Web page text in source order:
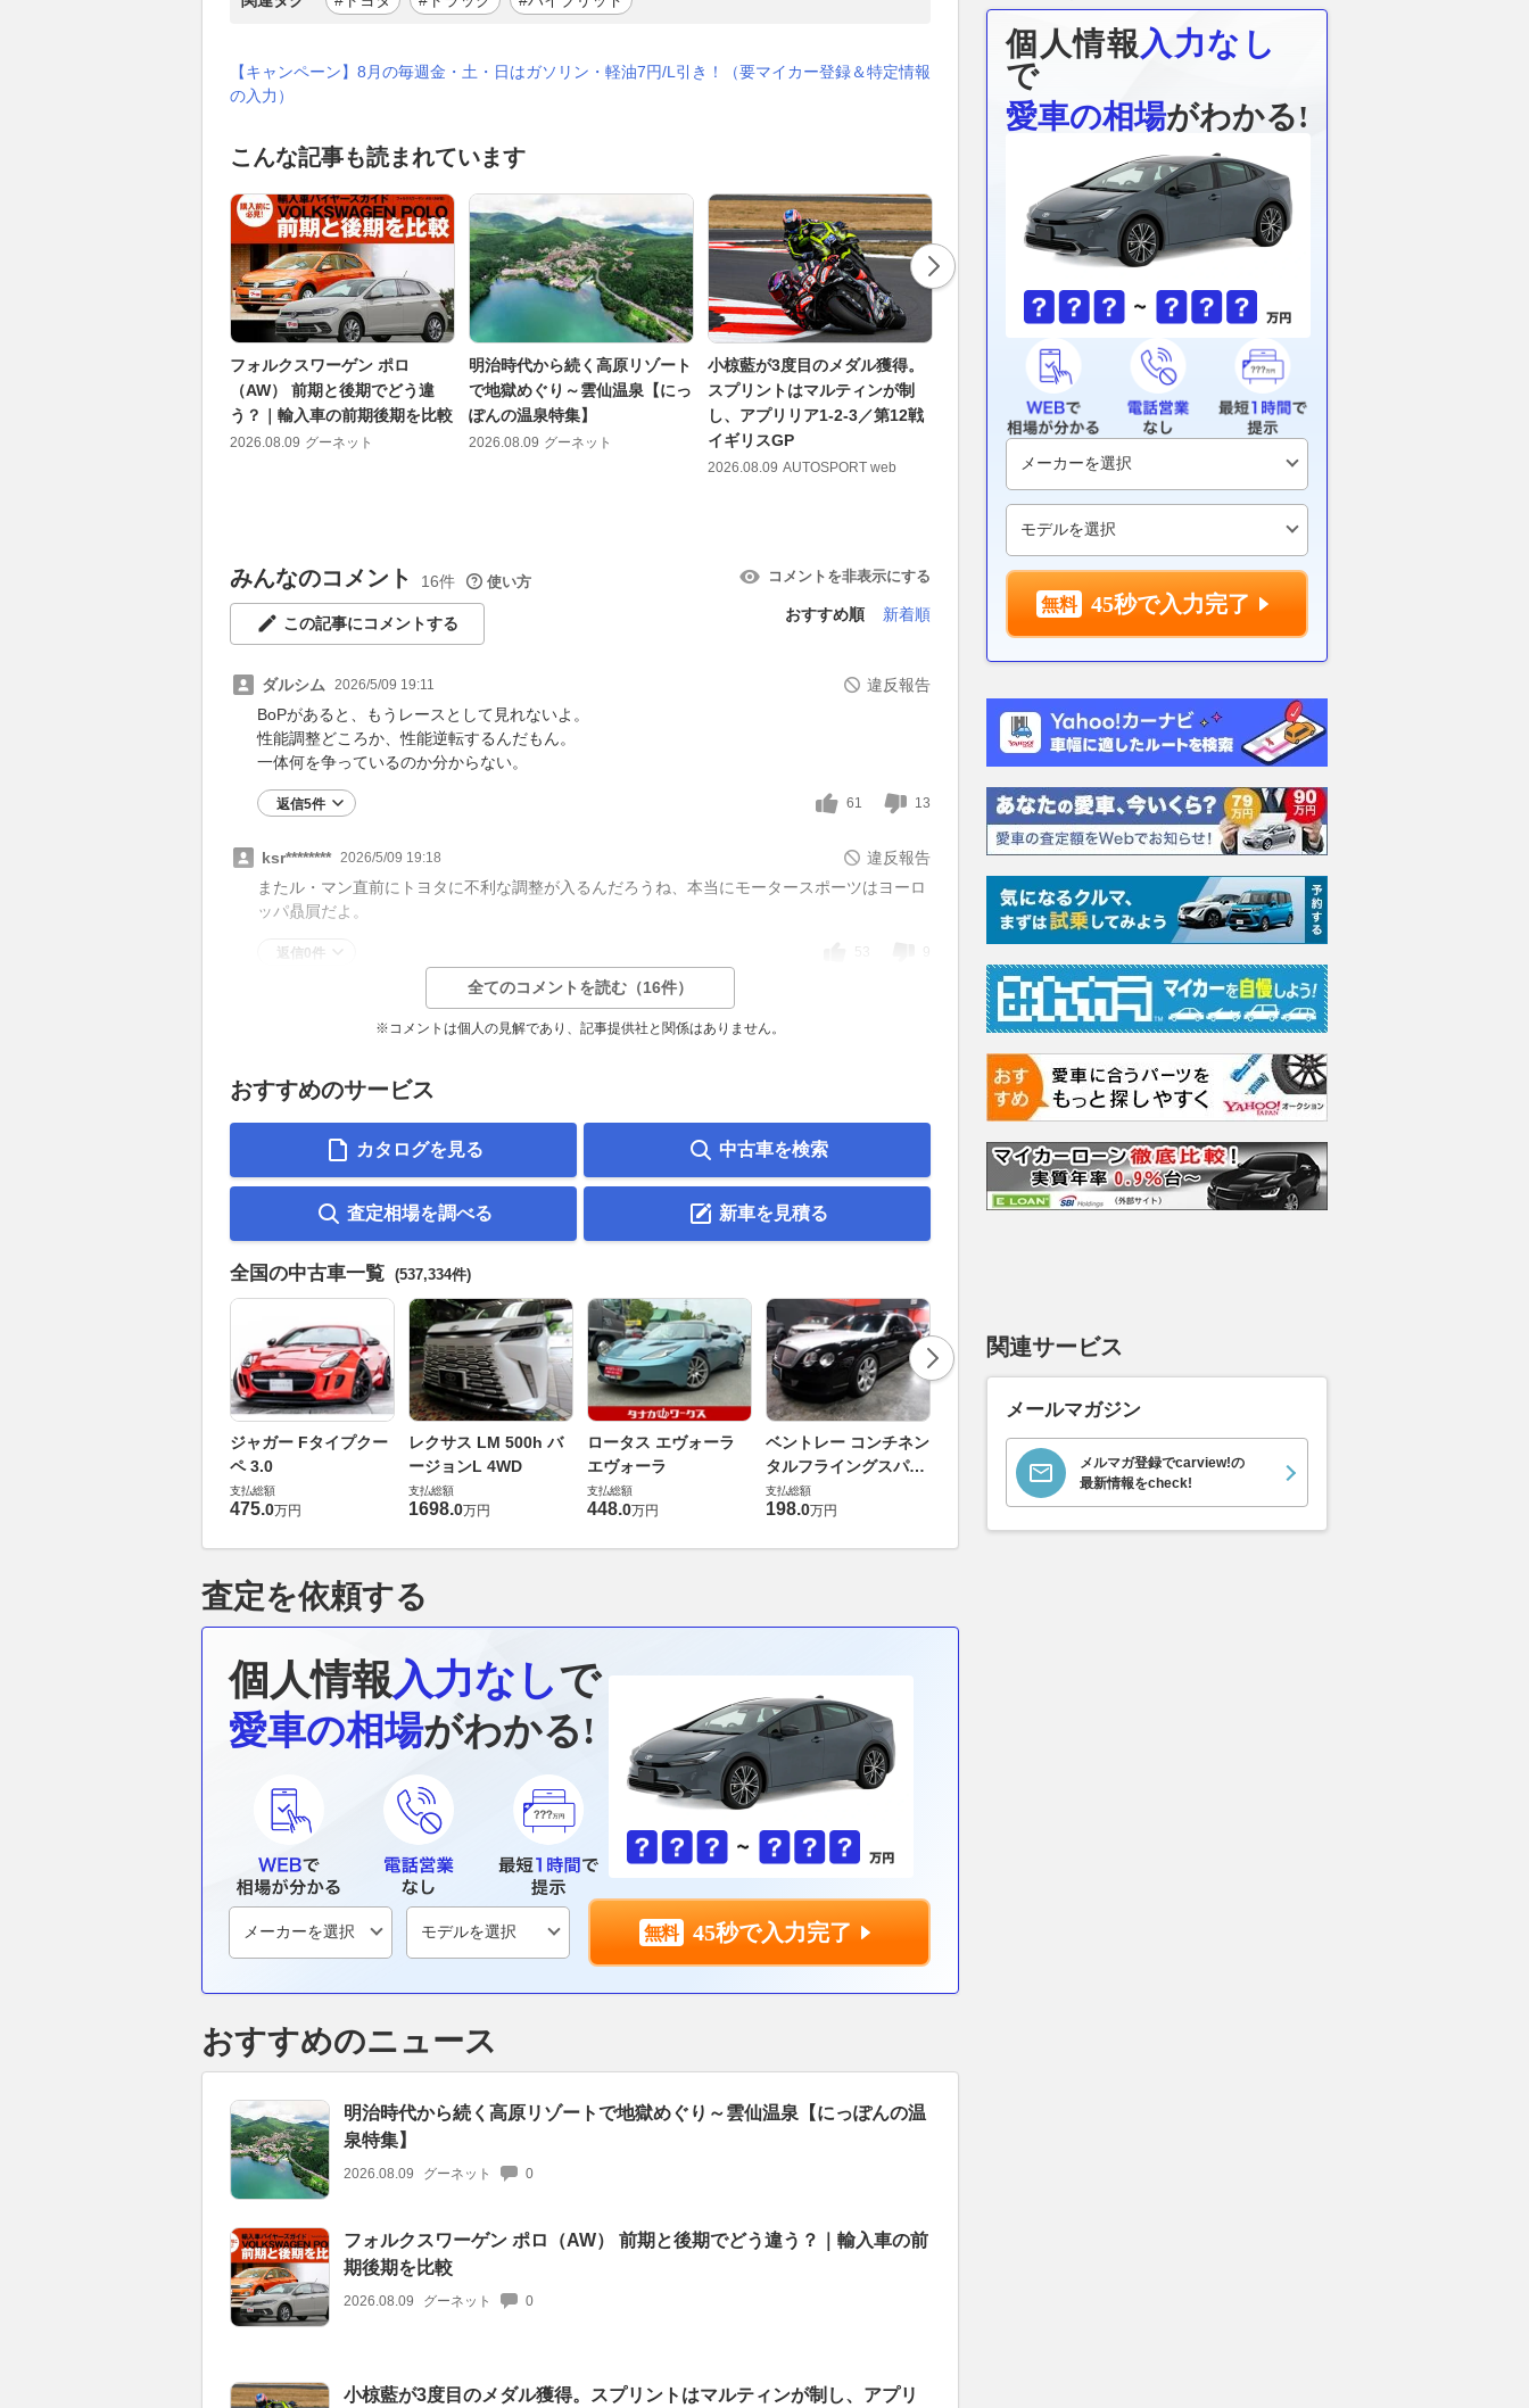
【キャンペーン】8月の毎週金・土・日はガソリン・軽油7円/L引き！（要マイカー登録＆特定情報
の入力）
こんな記事も読まれています
フォルクスワーゲン ポロ
（AW） 前期と後期でどう違
う？｜輸入車の前期後期を比較
2026.08.09 グーネット
明治時代から続く高原リゾート
で地獄めぐり～雲仙温泉【にっ
ぽんの温泉特集】
2026.08.09 グーネット
小椋藍が3度目のメダル獲得。
スプリントはマルティンが制
し、アプリリア1-2-3／第12戦
イギリスGP
2026.08.09 AUTOSPORT web
好調の小椋藍、リヤタイヤの消
耗に苦しむもスプリント2
位！ ホルヘ・マルティンが逃
げ切り勝利｜MotoGPイギリス
GPスプリント
2026.08.09 motorsport.com 日本版
Moto2イギリス予選｜イザン・
ゲバラ、今季3度目のポールポ
ジション獲得。佐々木歩夢が予
選トップ10
motorsport.com 日本版
みんなのコメント 16件 使い方 コメントを非表示にする
この記事にコメントする
おすすめ順 新着順
ダルシム 2026/5/09 19:11
違反報告
BoPがあると、もうレースとして見れないよ。
性能調整どころか、性能逆転するんだもん。
一体何を争っているのか分からない。
返信5件 61 13
ksr******** 2026/5/09 19:18
違反報告
またル・マン直前にトヨタに不利な調整が入るんだろうね、本当にモータースポーツはヨーロ
ッパ贔屓だよ。
返信0件 53
全てのコメントを読む（16件）
※コメントは個人の見解であり、記事提供社と関係はありません。
おすすめのサービス
カタログを見る 中古車を検索
査定相場を調べる 新車を見積る
全国の中古車一覧 (537,334件)
ジャガー Fタイプクー
ペ 3.0
支払総額
475.0万円
レクサス LM 500h バ
ージョンL 4WD
支払総額
1698.0万円
ロータス エヴォーラ
エヴォーラ
支払総額
448.0万円
ベントレー コンチネン
タルフライングスパー
6.0 4WD
支払総額
198.0万円
ダイハツ ムーヴキャン
バス 660 ストライプス
万円
ロールスロイス ゴース
ト ロールスロイス ゴ
ースト(第1世代 / RR4)
支払総額
ホンダ NSX 3.0
査定を依頼する
個人情報入力なしで
愛車の相場がわかる!
45秒で入力完了
おすすめのニュース
明治時代から続く高原リゾートで地獄めぐり～雲仙温泉【にっぽんの温
泉特集】
2026.08.09 グーネット 0
フォルクスワーゲン ポロ（AW） 前期と後期でどう違う？｜輸入車の前
期後期を比較
2026.08.09 グーネット 0
小椋藍が3度目のメダル獲得。スプリントはマルティンが制し、アプリ
個人情報 入力なし
で
愛車の相場がわかる!
45秒で入力完了
関連サービス
メールマガジン
メルマガ登録でcarview!の
最新情報をcheck!